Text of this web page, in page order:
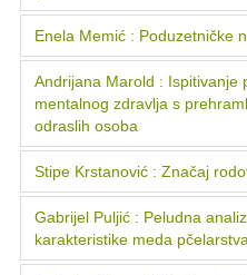
Enela Memić : Poduzetničke
Andrijana Marold : Ispitivanje
mentalnog zdravlja s
odraslih osoba
Stipe Krstanović : Značaj
Gabrijel Puljić : Peludna
karakteristike meda